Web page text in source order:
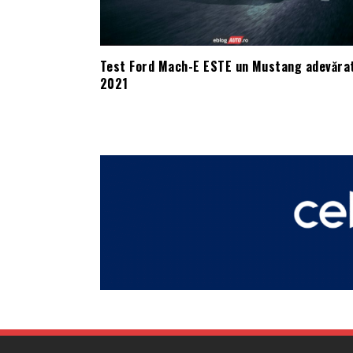
Test Ford Mach-E ESTE un Mustang
2021